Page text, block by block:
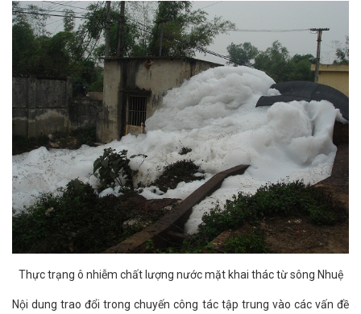
Thực trạng ô nhiễm chất lượng nước mặt khai thác từ sông Nhuệ
Nội dung trao đổi trong chuyến công tác tập trung vào các vấn đề